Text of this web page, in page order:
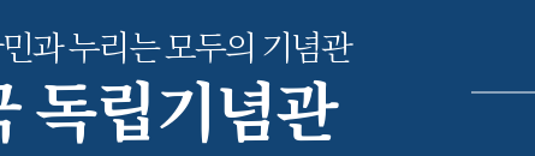
과 누리는모두의 기념관
독립기념관